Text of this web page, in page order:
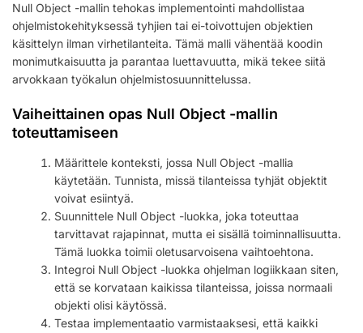
Null Object -mallin tehokas implementointi mahdollistaa
ohjelmistokehityksessä tyhjien tai ei-toivottujen objektien
käsittelyn ilman virhetilanteita. Tämä malli vähentää koodin
monimutkaisuutta ja parantaa luettavuutta, mikä tekee siitä
arvokkaan työkalun ohjelmistosuunnittelussa.
Vaiheittainen opas Null Object -mallin
toteuttamiseen
Määrittele konteksti, jossa Null Object -mallia
käytetään. Tunnista, missä tilanteissa tyhjät objektit
voivat esiintyä.
Suunnittele Null Object -luokka, joka toteuttaa
tarvittavat rajapinnat, mutta ei sisällä toiminnallisuutta.
Tämä luokka toimii oletusarvoisena vaihtoehtona.
Integroi Null Object -luokka ohjelman logiikkaan siten,
että se korvataan kaikissa tilanteissa, joissa normaali
objekti olisi käytössä.
Testaa implementaatio varmistaaksesi, että kaikki